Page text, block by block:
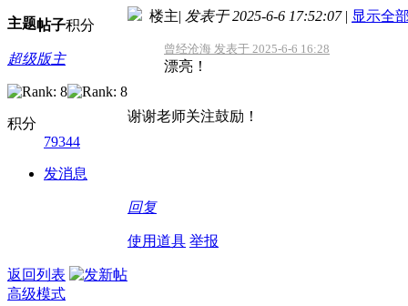
主题帖子积分
超级版主
积分
79344
发消息
楼主| 发表于 2025-6-6 17:52:07 | 显示全
曾经沧海 发表于 2025-6-6 16:28
漂亮！
谢谢老师关注鼓励！
回复
使用道具 举报
返回列表
高级模式